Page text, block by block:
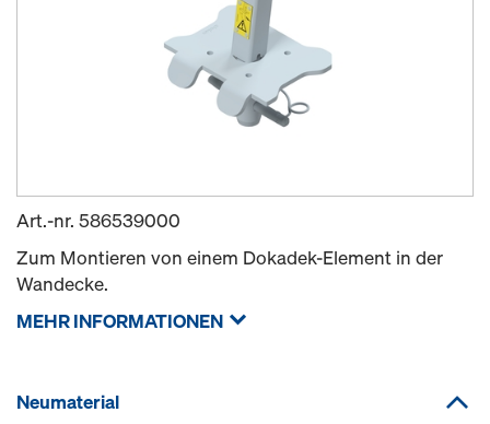
Art.-nr. 586539000
Zum Montieren von einem Dokadek-Element in der
Wandecke.
MEHR INFORMATIONEN
Neumaterial